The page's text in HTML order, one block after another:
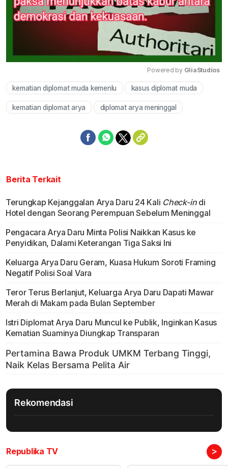
Mute
Powered by GliaStudios
kematian diplomat muda kemenlu kasus diplomat muda
kematian diplomat arya diplomat arya meninggal
Berita Terkait
Terungkap Kejanggalan Arya Daru 24 Kali Check-indi
Hotel dengan Seorang Perempuan Sebelum Meninggal
Pengacara Arya Daru Minta Polisi Naikkan Kasus ke
Penyidikan, Dalami Keterangan Tiga Saksi Ini
Keluarga Arya Daru Geram, Kuasa Hukum Soroti Framing
Negatif Polisi Soal Vara
Teror Terus Berlanjut, Keluarga Arya Daru Dapati Mawar
Merah di Makam pada Bulan September
Istri Diplomat Arya Daru Muncul ke Publik, Inginkan Kasus
Kematian Suaminya Diungkap Transparan
Rekomendasi
Republika TV >